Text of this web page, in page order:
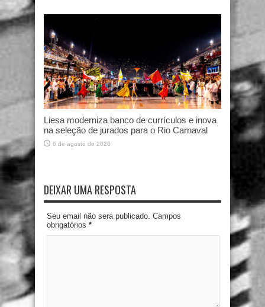
Liesa moderniza banco de currículos e inova
na seleção de jurados para o Rio Carnaval
6 de agosto de 2026
DEIXAR UMA RESPOSTA
Seu email não sera publicado. Campos
obrigatórios *